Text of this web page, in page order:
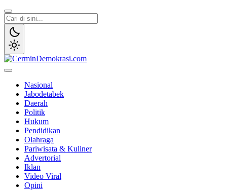
Lewati
ke
konten
Nasional
Jabodetabek
Daerah
Politik
Hukum
Pendidikan
Olahraga
Pariwisata & Kuliner
Advertorial
Iklan
Video Viral
Opini